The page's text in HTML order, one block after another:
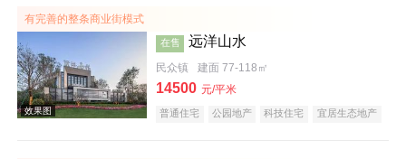
效果图
有完善的整条商业街模式
在售 远洋山水
民众镇 建面 77-118㎡
14500 元/平米
普通住宅 公园地产 科技住宅 宜居生态地产